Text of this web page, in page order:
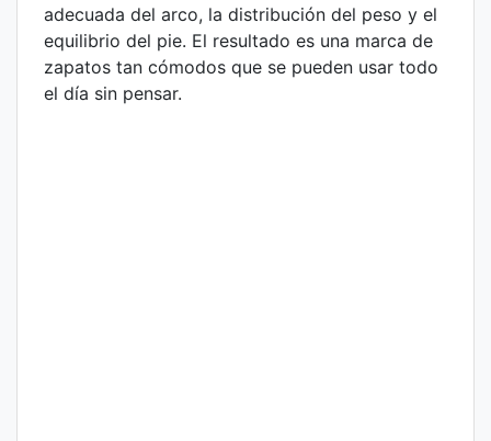
adecuada del arco, la distribución del peso y el
equilibrio del pie. El resultado es una marca de
zapatos tan cómodos que se pueden usar todo
el día sin pensar.